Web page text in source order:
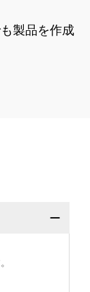
製品を作成